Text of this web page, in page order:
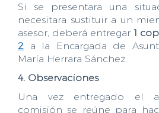
Si se presentara una
necesitara sustituir a un
asesor, deberá entregar 1
2 a la Encargada de
María Herrara Sánchez.
4. Observaciones
Una vez entregado el
comisión se reúne para